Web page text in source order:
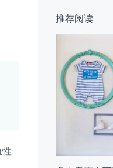
推荐阅读